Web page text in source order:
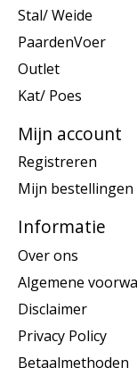
Stal/ Weide
PaardenVoer
Outlet
Kat/ Poes
Mijn account
Registreren
Mijn bestellingen
Informatie
Over ons
Algemene
Disclaimer
Privacy Policy
Betaalmethoden